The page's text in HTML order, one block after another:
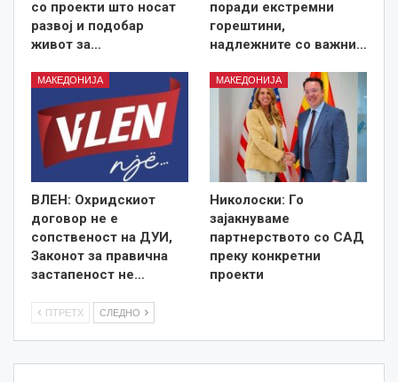
со проекти што носат
развој и подобар
живот за…
поради екстремни
горештини,
надлежните со важни…
МАКЕДОНИЈА
ВЛЕН: Охридскиот
договор не е
сопственост на ДУИ,
Законот за правична
застапеност не…
МАКЕДОНИЈА
Николоски: Го
зајакнуваме
партнерството со САД
преку конкретни
проекти
ПТРЕТХ СЛЕДНО